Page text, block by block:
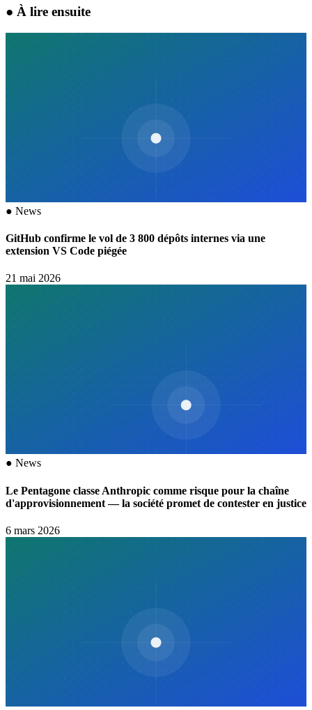
● À lire ensuite
● News
GitHub confirme le vol de 3 800 dépôts internes via une
extension VS Code piégée
21 mai 2026
● News
Le Pentagone classe Anthropic comme risque pour la chaîne
d'approvisionnement — la société promet de contester en justice
6 mars 2026